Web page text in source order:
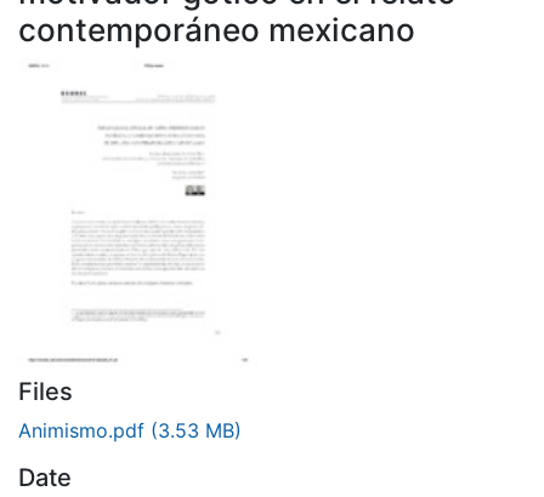
contemporáneo mexicano
Files
Animismo.pdf (3.53 MB)
Date